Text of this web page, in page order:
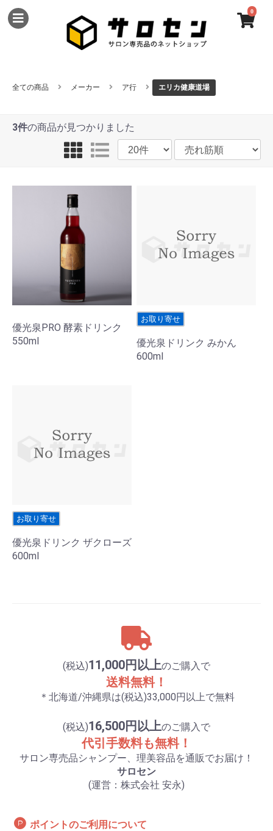
0
(税込)11,000円以上のご購入で
送料無料！
＊北海道/沖縄県は(税込)33,000円以上で無料
(税込)16,500円以上のご購入で
代引手数料も無料！
サロン専売品シャンプー、理美容品を通販でお届け！
サロセン
(運営：株式会社 安永)
ポイントのご利用について
全ての商品 メーカー ア行 エリカ健康道場
3件の商品が見つかりました
優光泉PRO 酵素ドリンク
550ml
お取り寄せ
優光泉ドリンク みかん
600ml
お取り寄せ
優光泉ドリンク ザクローズ
600ml